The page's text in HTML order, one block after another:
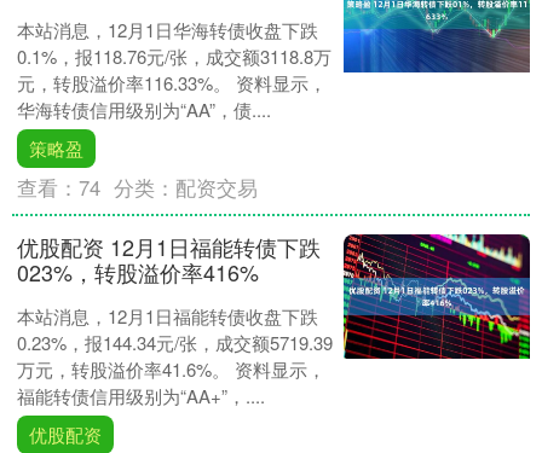
本站消息，12月1日华海转债收盘下跌
0.1%，报118.76元/张，成交额3118.8万
元，转股溢价率116.33%。 资料显示，
华海转债信用级别为“AA”，债....
策略盈
查看：74 分类： 配资交易
优股配资 12月1日福能转债下跌
023%，转股溢价率416%
本站消息，12月1日福能转债收盘下跌
0.23%，报144.34元/张，成交额5719.39
万元，转股溢价率41.6%。 资料显示，
福能转债信用级别为“AA+”，....
优股配资